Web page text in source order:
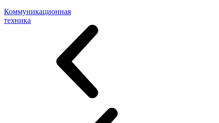
Коммуникационная
техника